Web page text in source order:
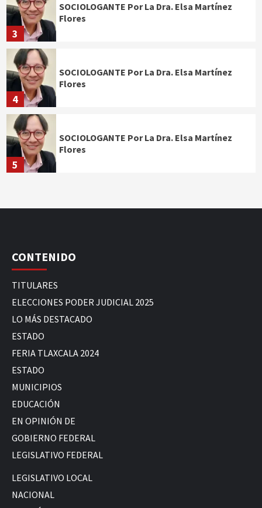
3
SOCIOLOGANTE Por La Dra. Elsa Martínez
Flores
4
SOCIOLOGANTE Por La Dra. Elsa Martínez
Flores
5
SOCIOLOGANTE Por La Dra. Elsa Martínez
Flores
CONTENIDO
TITULARES
ELECCIONES PODER JUDICIAL 2025
LO MÁS DESTACADO
ESTADO
FERIA TLAXCALA 2024
ESTADO
MUNICIPIOS
EDUCACIÓN
EN OPINIÓN DE
GOBIERNO FEDERAL
LEGISLATIVO FEDERAL
LEGISLATIVO LOCAL
NACIONAL